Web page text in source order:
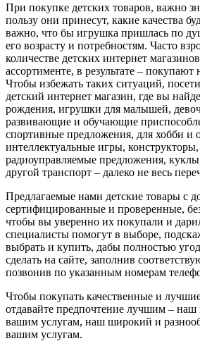
При покупке детских товаров, важно
пользу они принесут, какие качества
важно, что бы игрушка пришлась по
его возрасту и потребностям. Часто
количестве детских интернет
ассортименте, в результате –
Чтобы избежать таких ситуаций,
детский интернет магазин, где вы
рождения, игрушки для малышей,
развивающие и обучающие
спортивные предложения, для хобби и
интеллектуальные игры,
радиоуправляемые предложения,
другой транспорт – далеко не весь
Предлагаемые нами детские товары с
сертифицированные и проверенные,
чтобы вы уверенно их покупали и
специалисты помогут в выборе,
выбрать и купить, дабы полностью
сделать на сайте, заполнив
позвонив по указанным номерам
Чтобы покупать качественные и
отдавайте предпочтение лучшим – наш
вашим услугам, наш широкий и
вашим услугам.